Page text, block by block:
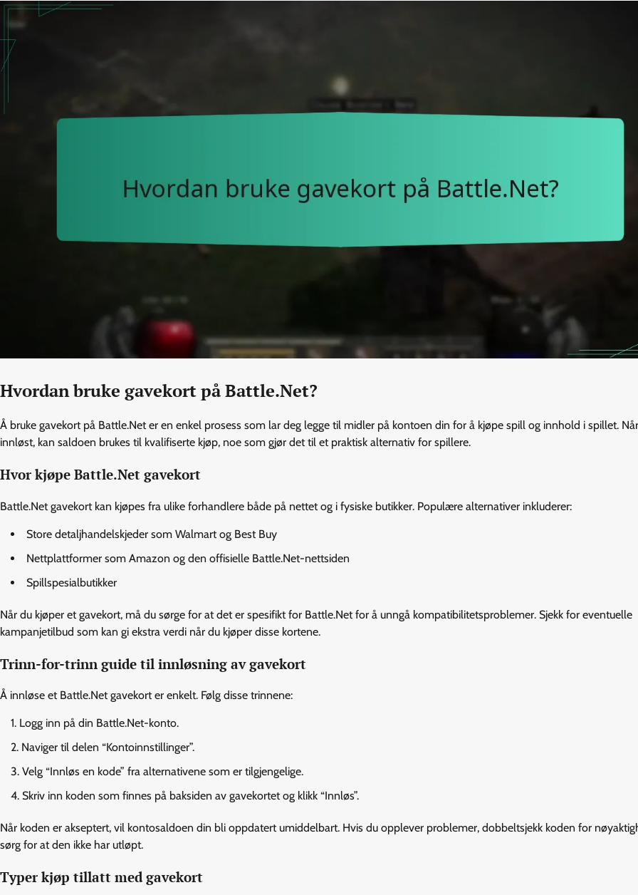
Hvordan bruke gavekort på Battle.Net?
Å bruke gavekort på Battle.Net er en enkel prosess som lar deg legge til midler på kontoen din for å kjøpe spill og innhold i spillet.
innløst, kan saldoen brukes til kvalifiserte kjøp, noe som gjør det til et praktisk alternativ for spillere.
Hvor kjøpe Battle.Net gavekort
Battle.Net gavekort kan kjøpes fra ulike forhandlere både på nettet og i fysiske butikker. Populære alternativer inkluderer:
Store detaljhandelskjeder som Walmart og Best Buy
Nettplattformer som Amazon og den offisielle Battle.Net-nettsiden
Spillspesialbutikker
Når du kjøper et gavekort, må du sørge for at det er spesifikt for Battle.Net for å unngå kompatibilitetsproblemer. Sjekk for eventuelle
kampanjetilbud som kan gi ekstra verdi når du kjøper disse kortene.
Trinn-for-trinn guide til innløsning av gavekort
Å innløse et Battle.Net gavekort er enkelt. Følg disse trinnene:
Logg inn på din Battle.Net-konto.
Naviger til delen “Kontoinnstillinger”.
Velg “Innløs en kode” fra alternativene som er tilgjengelige.
Skriv inn koden som finnes på baksiden av gavekortet og klikk “Innløs”.
Når koden er akseptert, vil kontosaldoen din bli oppdatert umiddelbart. Hvis du opplever problemer, dobbeltsjekk koden for
sørg for at den ikke har utløpt.
Typer kjøp tillatt med gavekort